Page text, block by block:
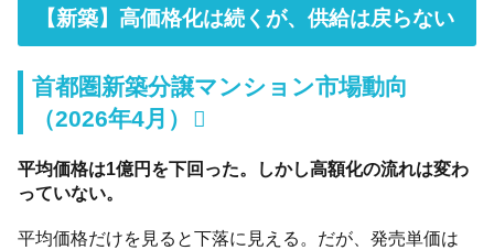
【新築】高価格化は続くが、供給は戻らない
首都圏新築分譲マンション市場動向
（2026年4月）
平均価格は1億円を下回った。しかし高額化の流れは変わ
っていない。
平均価格だけを見ると下落に見える。だが、発売単価は